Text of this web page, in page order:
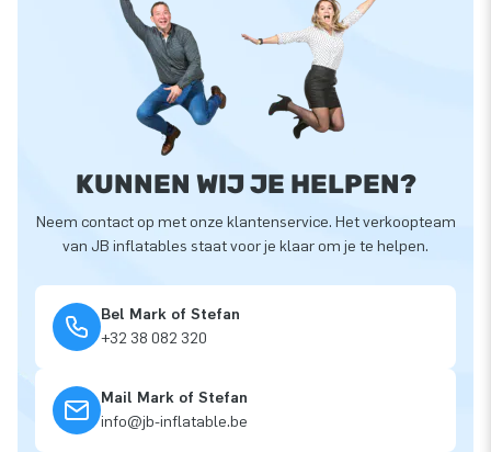
KUNNEN WIJ JE HELPEN?
Neem contact op met onze klantenservice. Het verkoopteam
van JB inflatables staat voor je klaar om je te helpen.
Bel Mark of Stefan
+32 38 082 320
Mail Mark of Stefan
info@jb-inflatable.be